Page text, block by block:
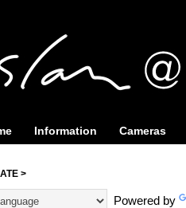
Information Cameras
>
Powered by